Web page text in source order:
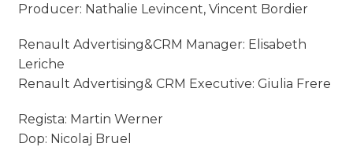
Producer: Nathalie Levincent, Vincent Bordier
Renault Advertising&CRM Manager: Elisabeth
Leriche
Renault Advertising& CRM Executive: Giulia Frere
Regista: Martin Werner
Dop: Nicolaj Bruel